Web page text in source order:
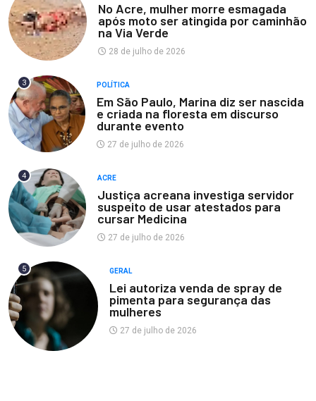
No Acre, mulher morre esmagada
após moto ser atingida por caminhão
na Via Verde
28 de julho de 2026
3 POLÍTICA
Em São Paulo, Marina diz ser nascida
e criada na floresta em discurso
durante evento
27 de julho de 2026
4 ACRE
Justiça acreana investiga servidor
suspeito de usar atestados para
cursar Medicina
27 de julho de 2026
5 GERAL
Lei autoriza venda de spray de
pimenta para segurança das
mulheres
27 de julho de 2026